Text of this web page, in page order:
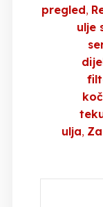
pregled
ulje
ulja